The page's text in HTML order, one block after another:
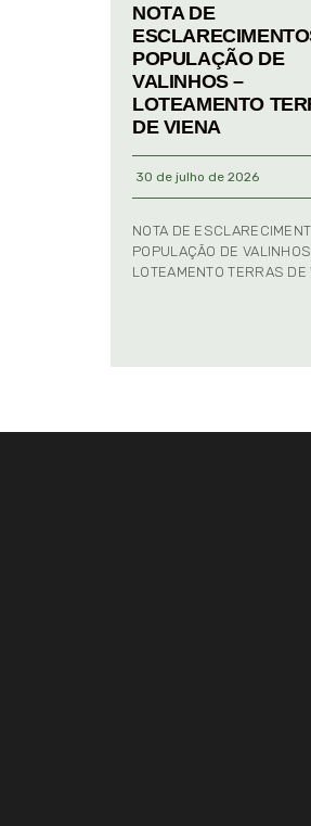
NOTA DE
POPULAÇÃO DE
VALINHOS –
LOTEAMENTO
DE VIENA
30 de julho de 2026
NOTA DE
POPULAÇÃO DE
LOTEAMENTO TERRAS DE